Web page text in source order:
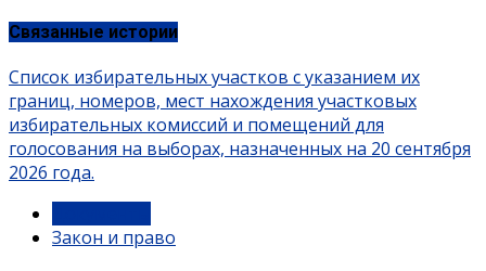
Связанные истории
Список избирательных участков с указанием их
границ, номеров, мест нахождения участковых
избирательных комиссий и помещений для
голосования на выборах, назначенных на 20 сентября
2026 года.
Закон и право